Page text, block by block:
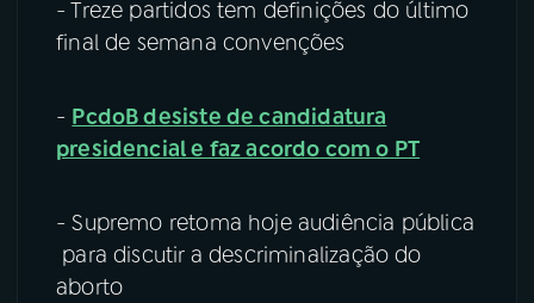
- Treze partidos tem definições do último
final de semana convenções
- PcdoB desiste de candidatura
presidencial e faz acordo com o PT
- Supremo retoma hoje audiência pública
para discutir a descriminalização do
aborto